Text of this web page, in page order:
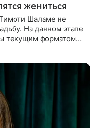
жениться
Шаламе не
На данном этапе
текущим форматом